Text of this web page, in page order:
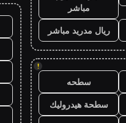
مباشر
ريال مدريد مباشر
!
سطحه
سطحة هيدروليك